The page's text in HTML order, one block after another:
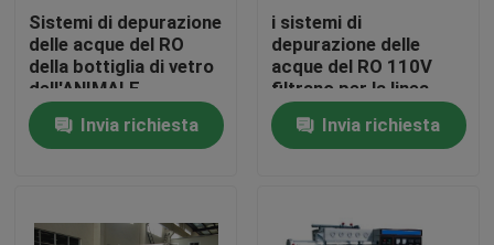
Casa
Circa noi
Sistemi di depurazione
delle acque del RO
della bottiglia di vetro
dell'ANIMALE
DOMESTICO in acciaio
inossidabile, filtro da
trattamento delle
Invia richiesta
i sistemi di
depurazione delle
acque del RO 110V
filtrano per la linea
bottiglia dell'animale
domestico/della
bottiglia di vetro
Invia richiesta